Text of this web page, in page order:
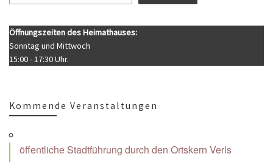
Öffnungszeiten des Heimathauses:
Sonntag und Mittwoch
15:00 - 17:30 Uhr.
Kommende Veranstaltungen
öffentliche Stadtführung durch den Ortskern Verls